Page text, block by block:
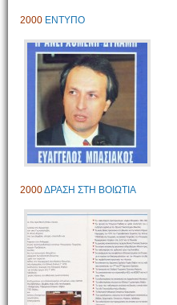
2000 ΕΝΤΥΠΟ
2000ΔΡΑΣΗ ΣΤΗ ΒΟΙΩΤΙΑ